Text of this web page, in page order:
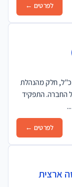
לפרטים ←
חלק מהנהלת
החברה. התפקיד
לפרטים ←
ארצית